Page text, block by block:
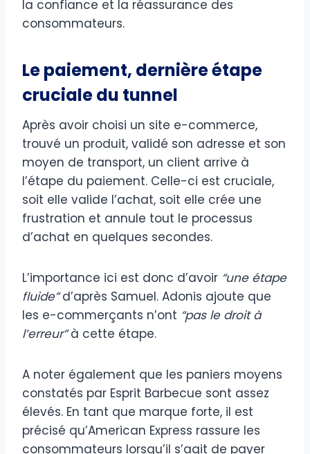
la confiance et la réassurance des
consommateurs.
Le paiement, dernière étape
cruciale du tunnel
Après avoir choisi un site e-commerce,
trouvé un produit, validé son adresse et son
moyen de transport, un client arrive à
l’étape du paiement. Celle-ci est cruciale,
soit elle valide l’achat, soit elle crée une
frustration et annule tout le processus
d’achat en quelques secondes.
L’importance ici est donc d’avoir “une étape
fluide”d’après Samuel. Adonis ajoute que
les e-commerçants n’ont “pas le droit à
l’erreur”à cette étape.
A noter également que les paniers moyens
constatés par Esprit Barbecue sont assez
élevés. En tant que marque forte, il est
précisé qu’American Express rassure les
consommateurs lorsqu’il s’agit de payer